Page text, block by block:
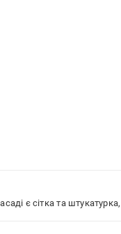
є сітка та